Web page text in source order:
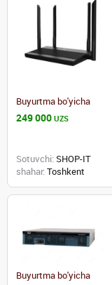
Buyurtma bo'yicha
249 000 UZS
Sotuvchi: SHOP-IT
shahar: Toshkent
Buyurtma bo'yicha